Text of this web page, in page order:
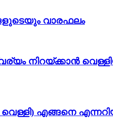
വാരഫലം
നിറയ്ക്കാൻ
എങ്ങനെ